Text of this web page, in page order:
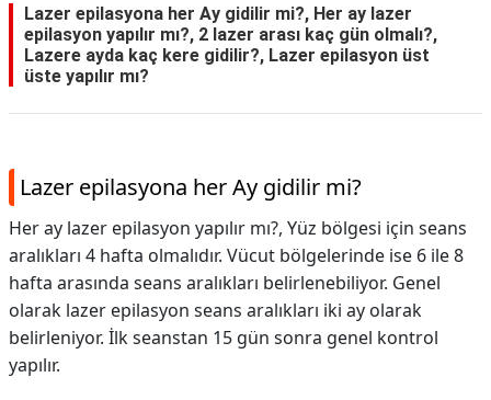
Lazer epilasyona her Ay gidilir mi?, Her ay lazer
epilasyon yapılır mı?, 2 lazer arası kaç gün olmalı?,
Lazere ayda kaç kere gidilir?, Lazer epilasyon üst
üste yapılır mı?
Lazer epilasyona her Ay gidilir mi?
Her ay lazer epilasyon yapılır mı?, Yüz bölgesi için seans
aralıkları 4 hafta olmalıdır. Vücut bölgelerinde ise 6 ile 8
hafta arasında seans aralıkları belirlenebiliyor. Genel
olarak lazer epilasyon seans aralıkları iki ay olarak
belirleniyor. İlk seanstan 15 gün sonra genel kontrol
yapılır.